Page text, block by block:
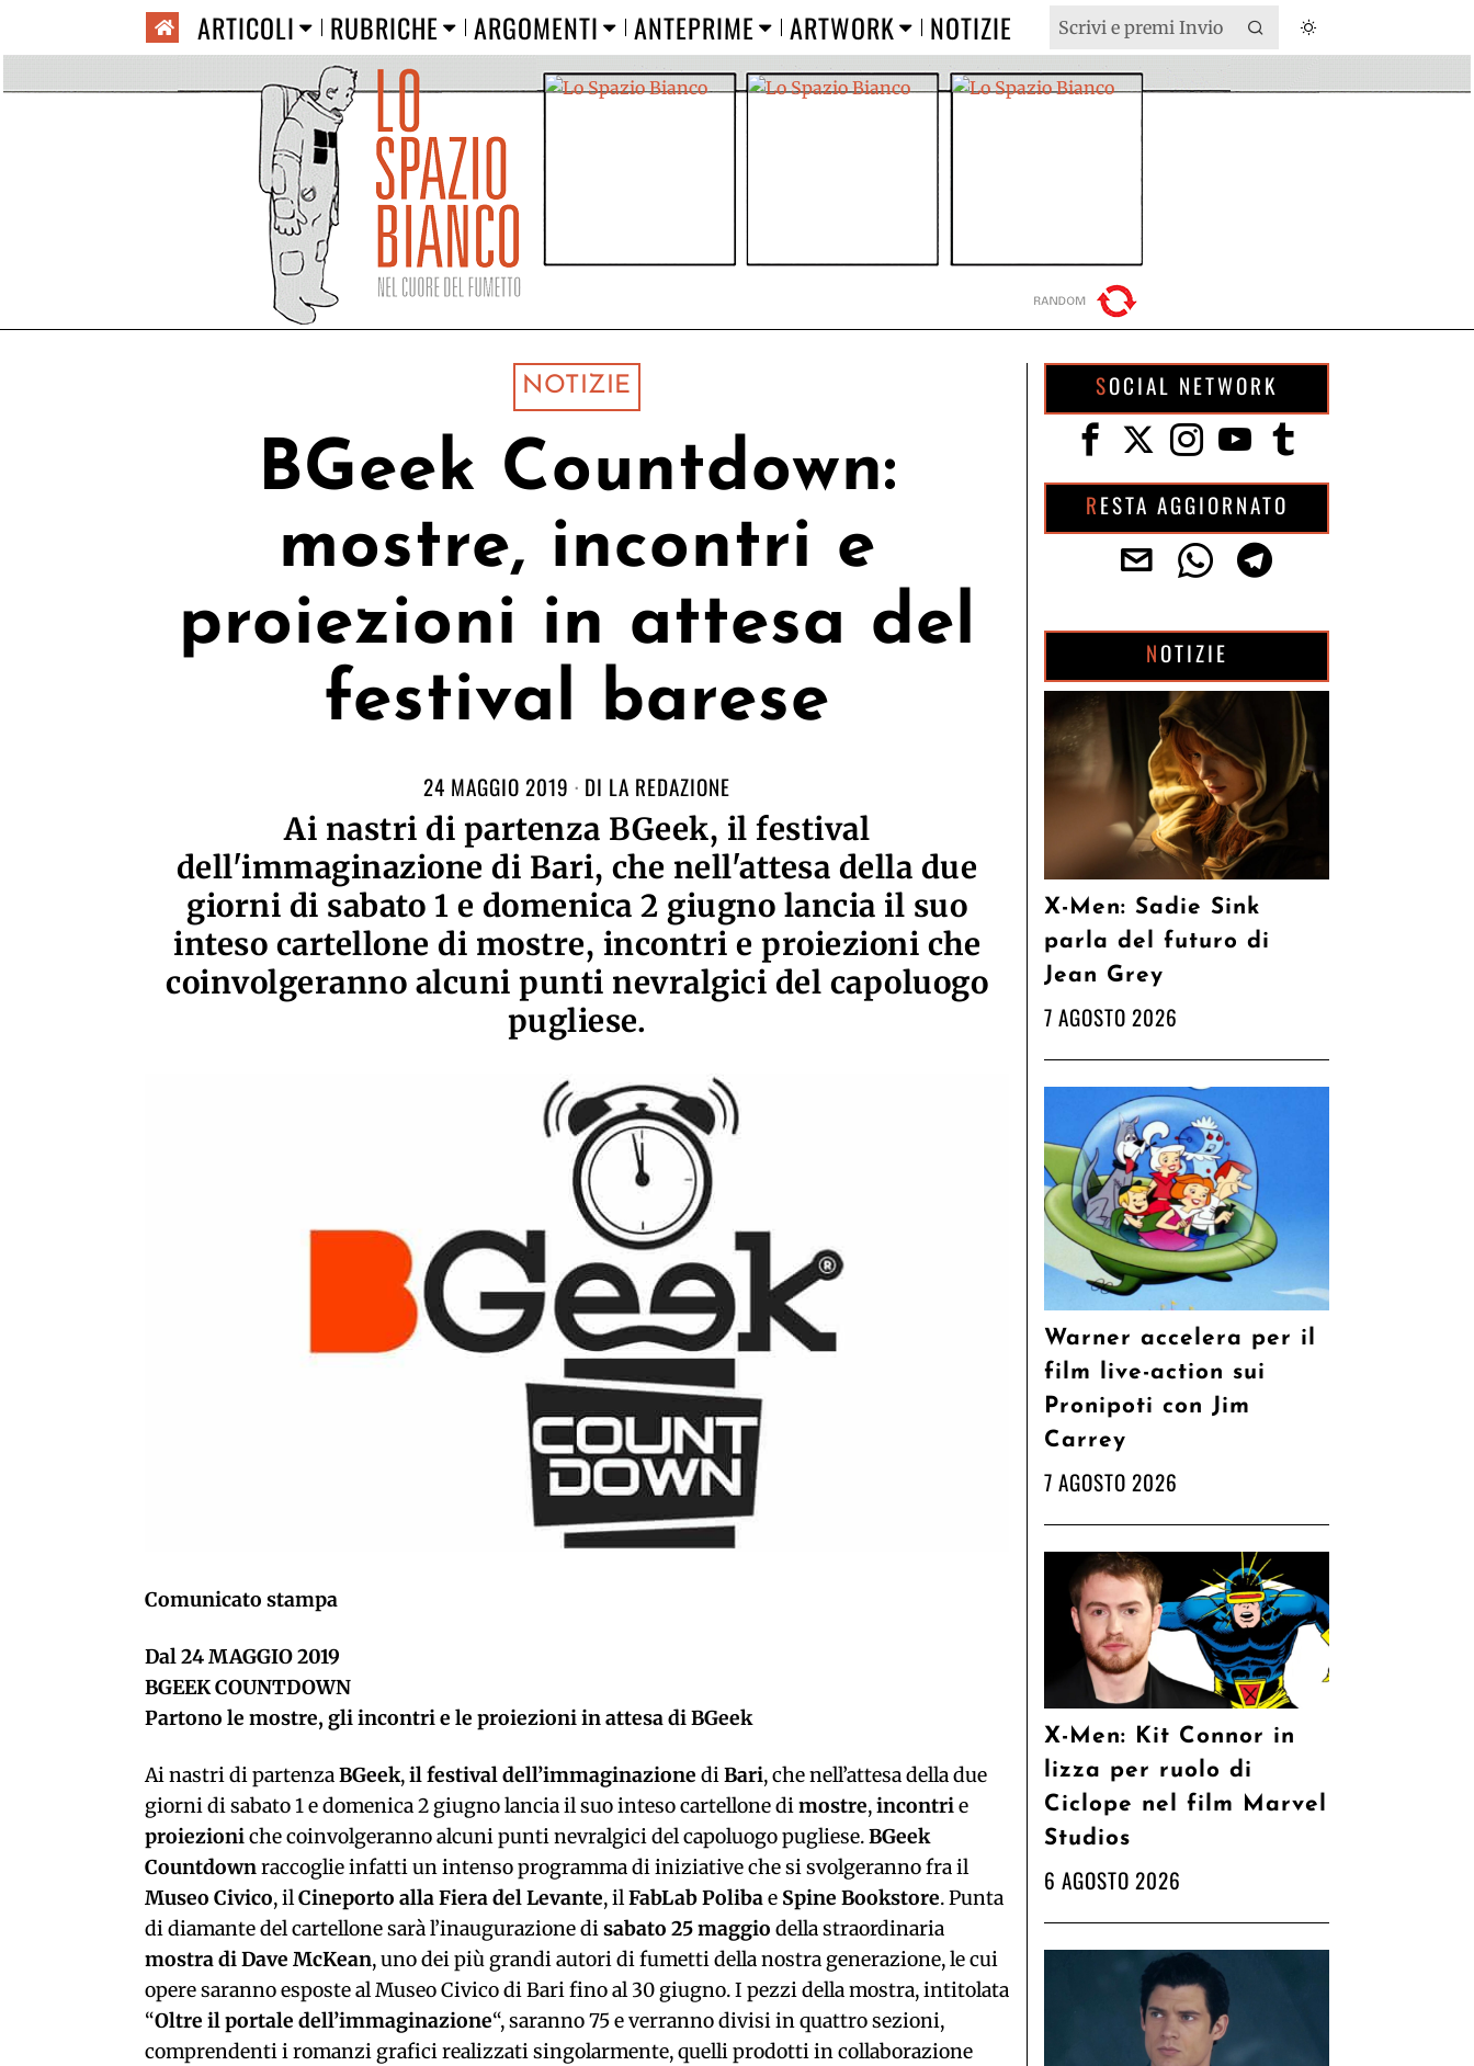
ARTICOLI RUBRICHE ARGOMENTI ANTEPRIME ARTWORK NOTIZIE
NOTIZIE
BGeek Countdown:
mostre, incontri e
proiezioni in attesa del
festival barese
24 MAGGIO 2019 DI LA REDAZIONE
Ai nastri di partenza BGeek, il festival
dell'immaginazione di Bari, che nell'attesa della due
giorni di sabato 1 e domenica 2 giugno lancia il suo
inteso cartellone di mostre, incontri e proiezioni che
coinvolgeranno alcuni punti nevralgici del capoluogo
pugliese.
Comunicato stampa
Dal 24 MAGGIO 2019
BGEEK COUNTDOWN
Partono le mostre, gli incontri e le proiezioni in attesa di BGeek
Ai nastri di partenzaBGeek,il festival dell’immaginazione diBari, che nell’attesa della due
giorni di sabato 1 e domenica 2 giugno lancia il suo inteso cartellone dimostre,incontrie
proiezioniche coinvolgeranno alcuni punti nevralgici del capoluogo pugliese.BGeek
Countdownraccoglie infatti un intenso programma di iniziative che si svolgeranno fra il
Museo Civico, ilCineporto alla Fiera del Levante, ilFabLab Polibae Spine Bookstore. Punta
di diamante del cartellone sarà l’inaugurazione disabato 25 maggio della straordinaria
mostra diDave McKean, uno dei più grandi autori di fumetti della nostra generazione, le cui
opere saranno esposte al Museo Civico di Bari fino al 30 giugno. I pezzi della mostra, intitolata
“Oltre il portale dell’immaginazione“, saranno 75 e verranno divisi in quattro sezioni,
comprendenti i romanzi grafici realizzati singolarmente, quelli prodotti in collaborazione
SOCIAL NETWORK
RESTA AGGIORNATO
NOTIZIE
X-Men: Sadie Sink
parla del futuro di
Jean Grey
7 AGOSTO 2026
Warner accelera per il
film live-action sui
Pronipoti con Jim
Carrey
7 AGOSTO 2026
X-Men: Kit Connor in
lizza per ruolo di
Ciclope nel film Marvel
Studios
6 AGOSTO 2026